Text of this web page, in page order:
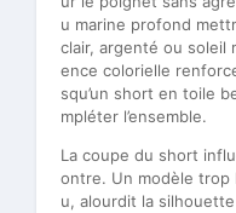
u marine profond
clair, argenté ou soleil
ence colorielle
squ’un short en toile
mpléter l’ensemble.
La coupe du short
ontre. Un modèle trop
u, alourdit la